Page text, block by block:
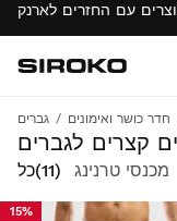
הבית
גברים חדר כושר ואימונים
קצרים לגברים
שדרג את סגנון האימון שלך עם בגדי ספורט בעלי ביצועים גבוהים, המעוצבים לנוחות מרבית.
כל(11) מכנסי טרנינג
15%